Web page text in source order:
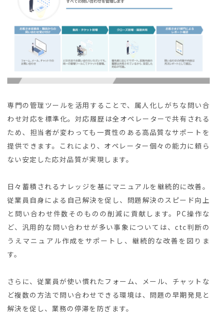
専門の管理ツールを活用することで、属人化しがちな問い合
わせ対応を標準化。対応履歴は全オペレーターで共有される
ため、担当者が変わっても一貫性のある高品質なサポートを
提供できます。これにより、オペレーター個々の能力に頼ら
ない安定した応対品質が実現します。
日々蓄積されるナレッジを基にマニュアルを継続的に改善。
従業員自身による自己解決を促し、問題解決のスピード向上
と問い合わせ件数そのものの削減に貢献します。PC操作な
ど、汎用的な問い合わせが多い事象については、ctc判断の
うえマニュアル作成をサポートし、継続的な改善を図りま
す。
さらに、従業員が使い慣れたフォーム、メール、チャットな
ど複数の方法で問い合わせできる環境は、問題の早期発見と
解決を促し、業務の停滞を防ぎます。